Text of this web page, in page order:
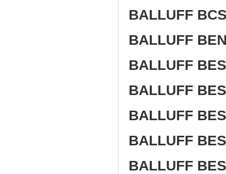
BALLUFF
BALLUFF
BALLUFF
BALLUFF
BALLUFF
BALLUFF
BALLUFF